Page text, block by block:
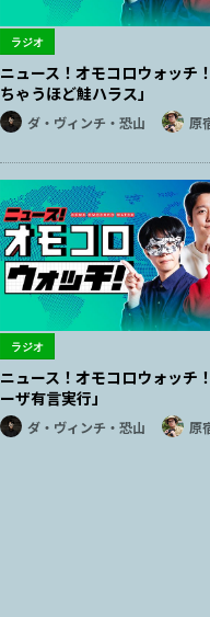
ラジオ
ニュース！オモコロウォッチ
ちゃうほど鮭ハラス」
ダ・ヴィンチ・恐山 原
ラジオ
ニュース！オモコロウォッチ
ーザ有言実行」
ダ・ヴィンチ・恐山 原